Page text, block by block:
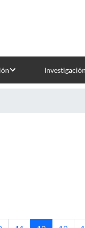
Investigación